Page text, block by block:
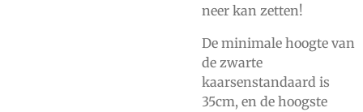
neer kan zetten!
De minimale hoogte van
de zwarte
kaarsenstandaard is
35cm, en de hoogste